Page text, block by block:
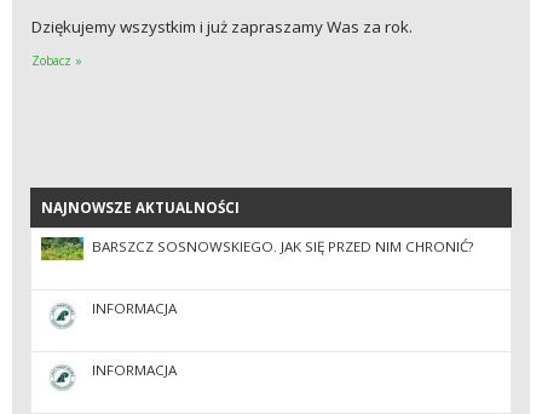
Dziękujemy wszystkim i już zapraszamy Was za rok.
Zobacz »
NAJNOWSZE AKTUALNOŚCI
NAJNOWSZE AKTUALNOŚCI
BARSZCZ SOSNOWSKIEGO. JAK SIĘ PRZED NIM CHRONIĆ?
INFORMACJA
INFORMACJA